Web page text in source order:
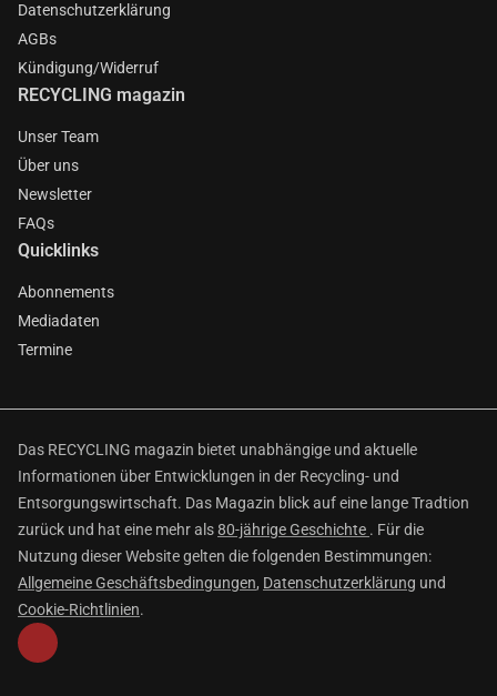
Datenschutzerklärung
AGBs
Kündigung/Widerruf
RECYCLING magazin
Unser Team
Über uns
Newsletter
FAQs
Quicklinks
Abonnements
Mediadaten
Termine
Das RECYCLING magazin bietet unabhängige und aktuelle
Informationen über Entwicklungen in der Recycling- und
Entsorgungswirtschaft. Das Magazin blick auf eine lange Tradtion
zurück und hat eine mehr als80-jährige Geschichte . Für die
Nutzung dieser Website gelten die folgenden Bestimmungen:
Allgemeine Geschäftsbedingungen, Datenschutzerklärung und
Cookie-Richtlinien.